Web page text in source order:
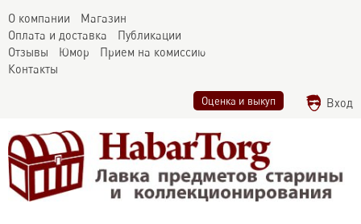
О компании
Магазин
Оплата и доставка
Публикации
Отзывы
Юмор
Прием на комиссию
Контакты
Оценка и выкуп Вход